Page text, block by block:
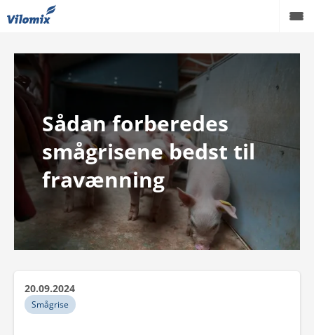
Sådan forberedes
smågrisene bedst til
fravænning
20.09.2024
Smågrise
Kvæg
Fjerkræ
Viden
Podcast
Karriere
Om os